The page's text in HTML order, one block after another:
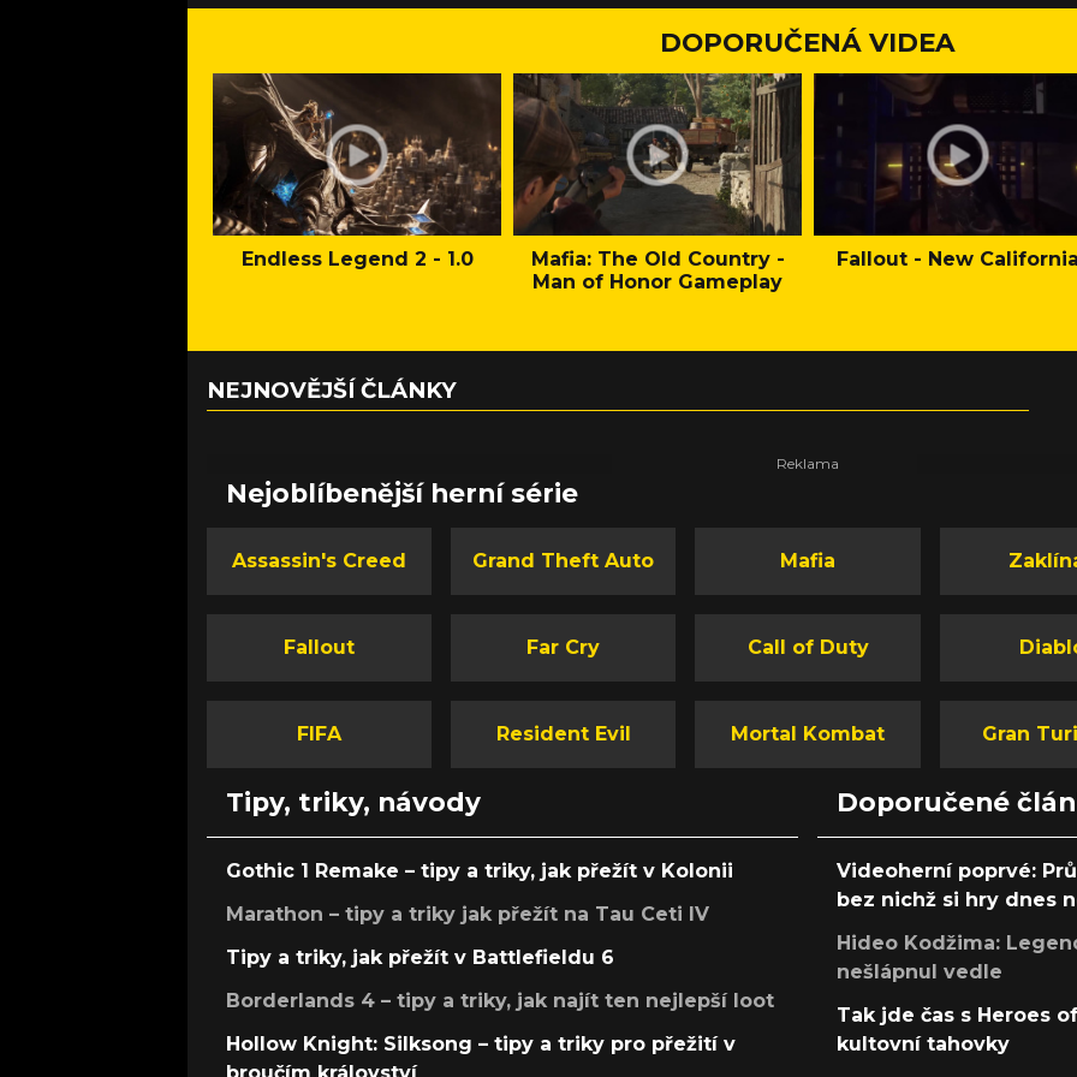
DOPORUČENÁ VIDEA
Endless Legend 2 - 1.0
Mafia: The Old Country -
Man of Honor Gameplay
Fallout - New California
NEJNOVĚJŠÍ ČLÁNKY
Nejoblíbenější herní série
Assassin's Creed Grand Theft Auto Mafia
Fallout Far Cry Call of Duty
FIFA Resident Evil Mortal Kombat Gran
Tipy, triky, návody
Gothic 1 Remake – tipy a triky, jak přežít v Kolonii
Marathon – tipy a triky jak přežít na Tau Ceti IV
Tipy a triky, jak přežít v Battlefieldu 6
Borderlands 4 – tipy a triky, jak najít ten nejlepší loot
Hollow Knight: Silksong – tipy a triky pro přežití v
Doporučené
Videoherní poprvé:
bez nichž si hry dnes
Hideo Kodžima:
nešlápnul vedle
Tak jde čas s Heroes
kultovní tahovky